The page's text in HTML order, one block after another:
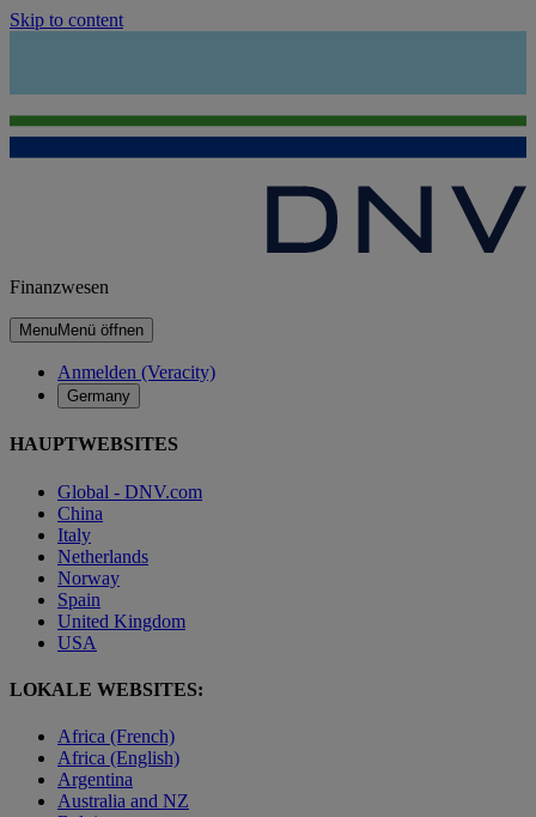
Skip to content
Finanzwesen
MenuMenü öffnen
Anmelden (Veracity)
Germany
HAUPTWEBSITES
Global - DNV.com
China
Italy
Netherlands
Norway
Spain
United Kingdom
USA
LOKALE WEBSITES:
Africa (French)
Africa (English)
Argentina
Australia and NZ